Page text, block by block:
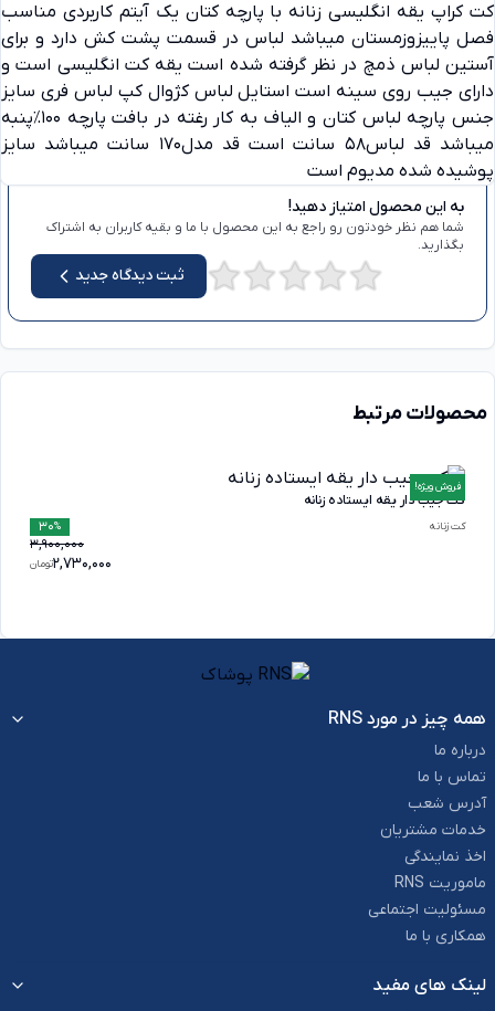
کت کراپ یقه انگلیسی زنانه با پارچه کتان یک آیتم کاربردی مناسب
فصل پاییزوزمستان میباشد لباس در قسمت پشت کش دارد و برای
آستین لباس ذمچ در نظر گرفته شده است یقه کت انگلیسی است و
دارای جیب روی سینه است استایل لباس کژوال کپ لباس فری سایز
جنس پارچه لباس کتان و الیاف به کار رغته در بافت پارچه 100٪پنبه
میباشد قد لباس58 سانت است قد مدل170 سانت میباشد سایز
پوشیده شده مدیوم است
دیدگاه ها
به این محصول امتیاز دهید!
شما هم نظر خودتون رو راجع به این محصول با ما و بقیه کاربران به اشتراک
بگذارید.
ثبت دیدگاه جدید
محصولات مرتبط
فروش ویژه!
کت جیب دار یقه ایستاده زنانه
کت زنانه %
30
3,900,000
تومان2,730,000
همه چیز در مورد RNS
درباره ما
تماس با ما
آدرس شعب
خدمات مشتریان
اخذ نمایندگی
ماموریت RNS
مسئولیت اجتماعی
همکاری با ما
لینک های مفید